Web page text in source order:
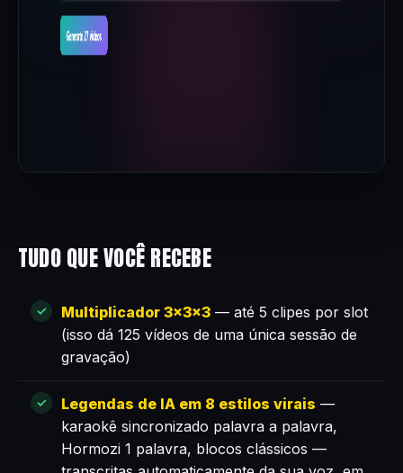
TUDO QUE VOCÊ RECEBE
Multiplicador 3×3×3 — até 5 clipes por slot
(isso dá 125 vídeos de uma única sessão de
gravação)
Legendas de IA em 8 estilos virais —
karaokê sincronizado palavra a palavra,
Hormozi 1 palavra, blocos clássicos —